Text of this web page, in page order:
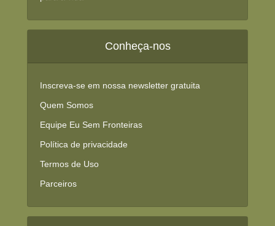
Conheça-nos
Inscreva-se em nossa newsletter gratuita
Quem Somos
Equipe Eu Sem Fronteiras
Política de privacidade
Termos de Uso
Parceiros